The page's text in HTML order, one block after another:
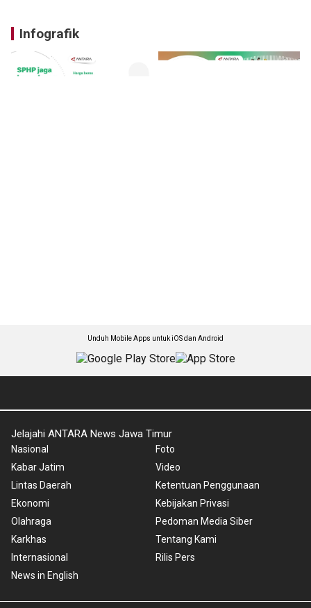
Infografik
Unduh Mobile Apps untuk iOS dan Android
Jelajahi ANTARA News Jawa Timur
Nasional
Kabar Jatim
Lintas Daerah
Ekonomi
Olahraga
Karkhas
Internasional
News in English
Foto
Video
Ketentuan Penggunaan
Kebijakan Privasi
Pedoman Media Siber
Tentang Kami
Rilis Pers